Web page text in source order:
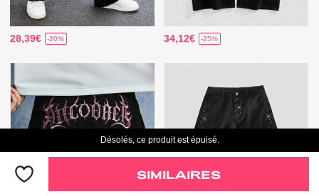
28,39€ -20% 34,12€ -25%
Désolés, ce produit est épuisé.
SIMILAIRES